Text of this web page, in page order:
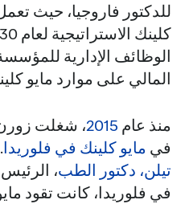
للدكتور فاروجيا، حيث
الوظائف الإدارية
المالي على موارد مايو
منذ عام 2015، شغلت
في مايو كلينك في فلوريدا
تيلن، دكتور الطب، الرئيس
في فلوريدا، كانت تقود